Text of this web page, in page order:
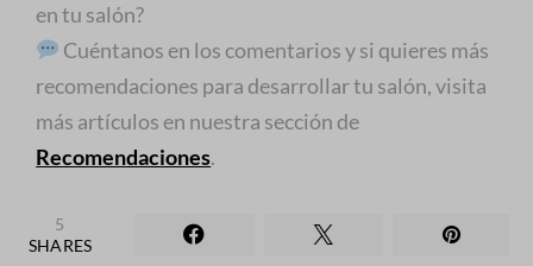
en tu salón?
Cuéntanos en los comentarios y si quieres más
recomendaciones para desarrollar tu salón, visita
más artículos en nuestra sección de
Recomendaciones.
5
SHARES